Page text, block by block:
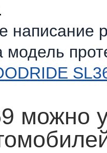
написание
модель
можно